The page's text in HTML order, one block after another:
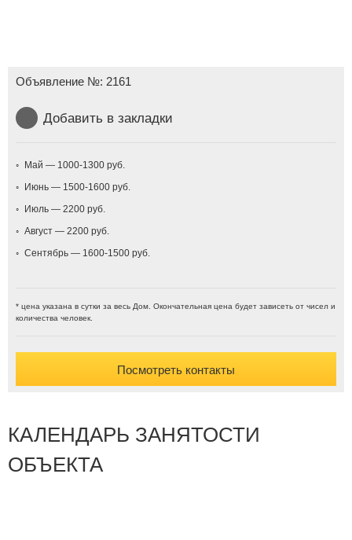
Объявление №: 2161
Добавить в закладки
Май — 1000-1300
Июнь — 1500-1600
Июль — 2200
Август — 2200
Сентябрь — 1600-1500
* цена указана в сутки за весь Дом. Окончательная цена будет зависеть от чисел и
количества человек.
Посмотреть контакты
КАЛЕНДАРЬ ЗАНЯТОСТИ
ОБЪЕКТА